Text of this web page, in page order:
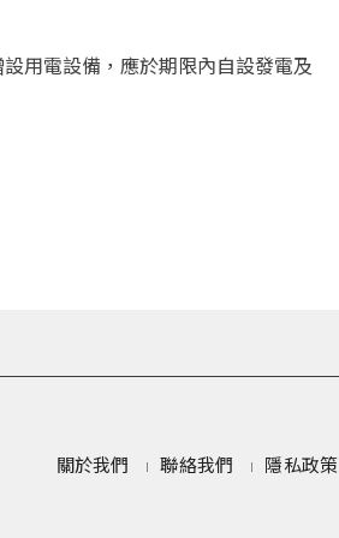
用電設備，應於期限內自設發電及
關於我們 聯絡我們 隱私政策